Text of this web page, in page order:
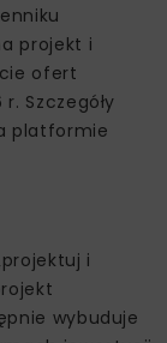
projekt i
ofert
Szczegóły
platformie
i
wybuduje